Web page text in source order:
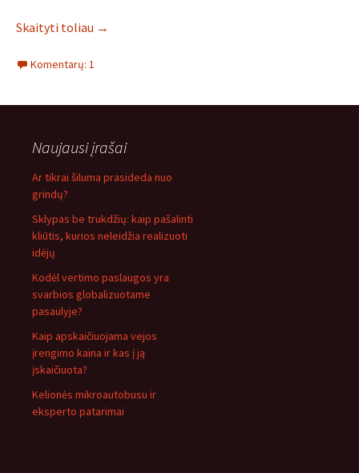
Skaityti toliau →
Komentarų: 1
Naujausi įrašai
Ar tikrai šiluma prasideda nuo
grindų?
Sklypas be trukdžių: kaip pašalinti
kliūtis, kurios neleidžia realizuoti
idėjų
Kodėl vertimo paslaugos yra
svarbios globalizuotame
pasaulyje?
Kaip apskaičiuojama vejos
įrengimo kaina ir kas į ją
įskaičiuota?
Kelionės mikroautobusu ir
eksperto patarimai